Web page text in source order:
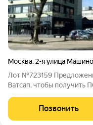
Москва, 2-я улица
Лот №723159
Ватсап, чтобы
свободного назначения
домов, первый этаж,
Позвонить